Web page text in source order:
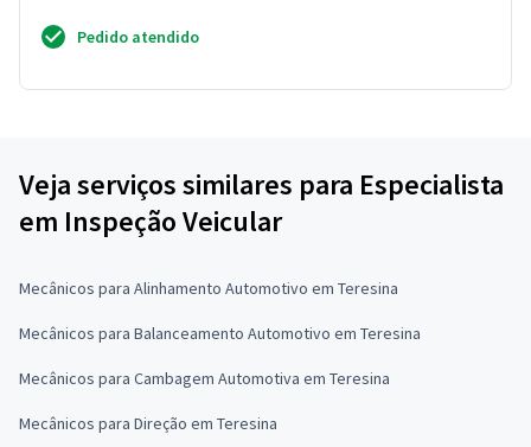
Pedido atendido
Veja serviços similares para Especialista
em Inspeção Veicular
Mecânicos para Alinhamento Automotivo em Teresina
Mecânicos para Balanceamento Automotivo em Teresina
Mecânicos para Cambagem Automotiva em Teresina
Mecânicos para Direção em Teresina